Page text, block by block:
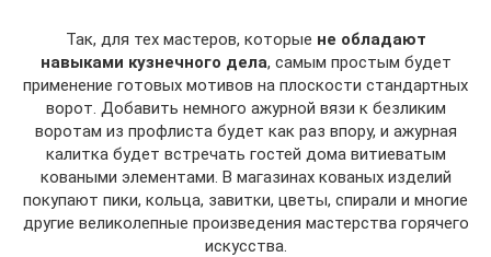
Так, для тех мастеров, которые не обладают
навыками кузнечного дела, самым простым будет
применение готовых мотивов на плоскости стандартных
ворот. Добавить немного ажурной вязи к безликим
воротам из профлиста будет как раз впору, и ажурная
калитка будет встречать гостей дома витиеватым
коваными элементами. В магазинах кованых изделий
покупают пики, кольца, завитки, цветы, спирали и многие
другие великолепные произведения мастерства горячего
искусства.